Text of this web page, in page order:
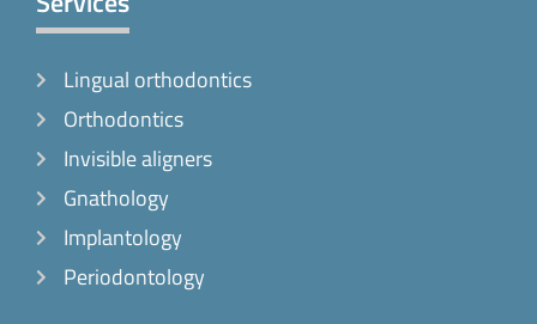
b
o
k
-
f
r
a
m
Lingual orthodontics
Orthodontics
Invisible aligners
Gnathology
Implantology
Periodontology